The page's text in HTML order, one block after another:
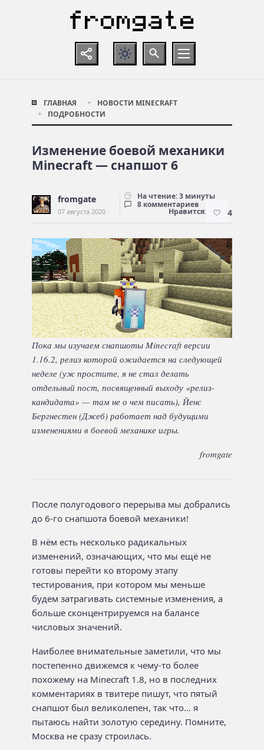
ГЛАВНАЯ
НОВОСТИ MINECRAFT
ПОДРОБНОСТИ
Изменение боевой механики
Minecraft — снапшот 6
fromgate
07 августа 2020
На чтение: 3 минуты
8 комментариев
Нравится: 4
Пока мы изучаем снапшоты Minecraft версии
1.16.2, релиз которой ожидается на следующей
неделе (уж простите, я не стал делать
отдельный пост, посвященный выходу «релиз-
кандидата» — там не о чем писать), Йенс
Бергнестен (Джеб) работает над будущими
изменениями в боевой механике игры.
fromgate
После полугодового перерыва мы добрались
до 6-го снапшота боевой механики!
В нём есть несколько радикальных
изменений, означающих, что мы ещё не
готовы перейти ко второму этапу
тестирования, при котором мы меньше
будем затрагивать системные изменения, а
больше сконцентрируемся на балансе
числовых значений.
Наиболее внимательные заметили, что мы
постепенно движемся к чему-то более
похожему на Minecraft 1.8, но в последних
комментариях в твитере пишут, что пятый
снапшот был великолепен, так что… я
пытаюсь найти золотую середину. Помните,
Москва не сразу строилась.